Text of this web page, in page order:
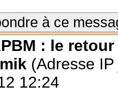
à ce
: le retour
mik (Adresse
12:24